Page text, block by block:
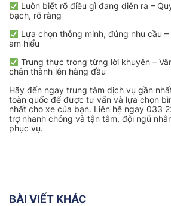
Luôn biết rõ điều gì đang diễn ra –
bạch, rõ ràng
Lựa chọn thông minh, đúng nhu cầu
am hiểu
Trung thực trong từng lời khuyên –
chân thành lên hàng đầu
Hãy đến ngay trung tâm dịch vụ gần
toàn quốc để được tư vấn và lựa chọn
nhất cho xe của bạn. Liên hệ ngay 033
trợ nhanh chóng và tận tâm, đội ngũ
phục vụ.
BÀI VIẾT KHÁC